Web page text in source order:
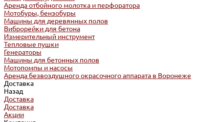
Аренда отбойного молотка и перфоратора
Мотобуры, бензобуры
Машины для деревянных полов
Виброрейки для бетона
Измерительный инструмент
Тепловые пушки
Генераторы
Машины для бетонных полов
Мотопомпы и насосы
Аренда безвоздушного окрасочного аппарата в Воронеже
Доставка
Назад
Доставка
Доставка
Акции